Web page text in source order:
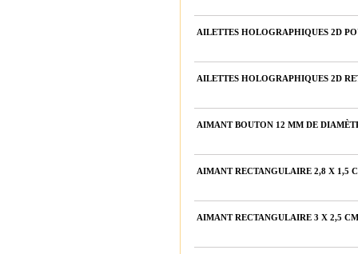
AILETTES HOLOGRAPHIQUES 2D
AILETTES HOLOGRAPHIQUES 2D
AIMANT BOUTON 12 MM DE
AIMANT RECTANGULAIRE 2,8 X 1,5
AIMANT RECTANGULAIRE 3 X 2,5